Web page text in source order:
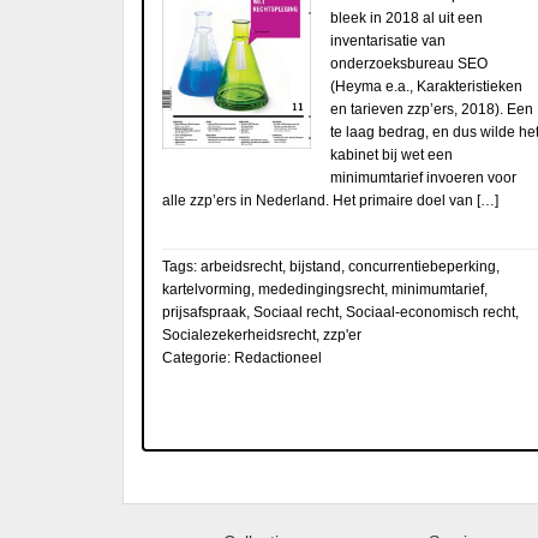
bleek in 2018 al uit een
inventarisatie van
onderzoeksbureau SEO
(Heyma e.a., Karakteristieken
en tarieven zzp’ers, 2018). Een
te laag bedrag, en dus wilde het
kabinet bij wet een
minimumtarief invoeren voor
alle zzp’ers in Nederland. Het primaire doel van […]
Tags: arbeidsrecht, bijstand , concurrentiebeperking,
kartelvorming, mededingingsrecht, minimumtarief,
prijsafspraak, Sociaal recht, Sociaal-economisch recht,
Socialezekerheidsrecht, zzp'er
Categorie: Redactioneel